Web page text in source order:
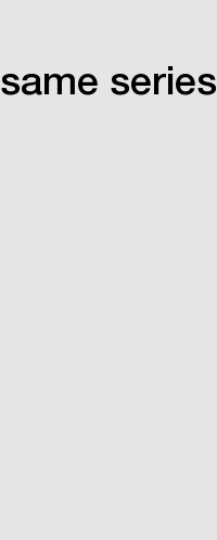
series